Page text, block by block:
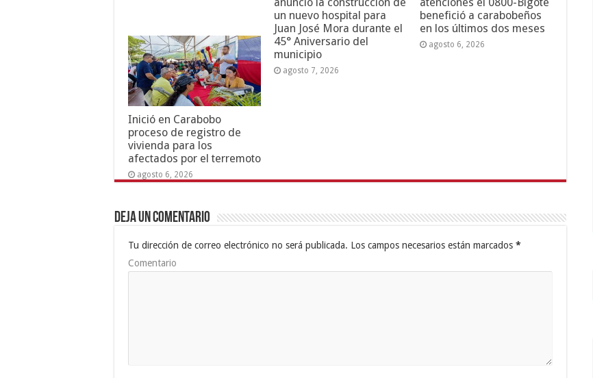
un nuevo hospital para
Juan José Mora durante el
45° Aniversario del
municipio
agosto 7, 2026
benefició a carabobeños
en los últimos dos meses
agosto 6, 2026
Inició en Carabobo
proceso de registro de
vivienda para los
afectados por el terremoto
agosto 6, 2026
Deja un comentario
Tu dirección de correo electrónico no será publicada. Los campos necesarios están marcados *
Comentario